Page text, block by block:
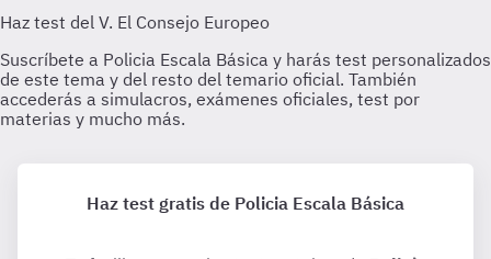
Haz test gratis de Policia Escala Básica